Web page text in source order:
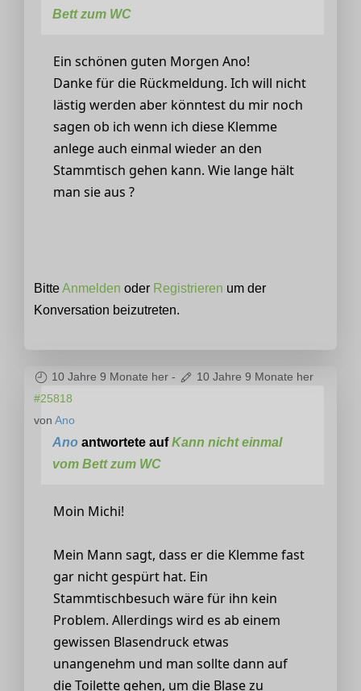
Bett zum WC
Ein schönen guten Morgen Ano!
Danke für die Rückmeldung. Ich will nicht
lästig werden aber könntest du mir noch
sagen ob ich wenn ich diese Klemme
anlege auch einmal wieder an den
Stammtisch gehen kann. Wie lange hält
man sie aus ?
BitteAnmelden oder Registrieren um der
Konversation beizutreten.
10 Jahre 9 Monate her -
10 Jahre 9 Monate her
#25818
von Ano
Ano antwortete aufKann nicht einmal
vom Bett zum WC
Moin Michi!
Mein Mann sagt, dass er die Klemme fast
gar nicht gespürt hat. Ein
Stammtischbesuch wäre für ihn kein
Problem. Allerdings wird es ab einem
gewissen Blasendruck etwas
unangenehm und man sollte dann auf
die Toilette gehen, um die Blase zu